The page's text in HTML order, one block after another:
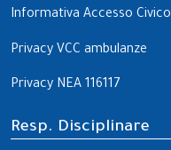
Informativa Accesso Civico
Privacy VCC ambulanze
Privacy NEA 116117
Resp. Disciplinare